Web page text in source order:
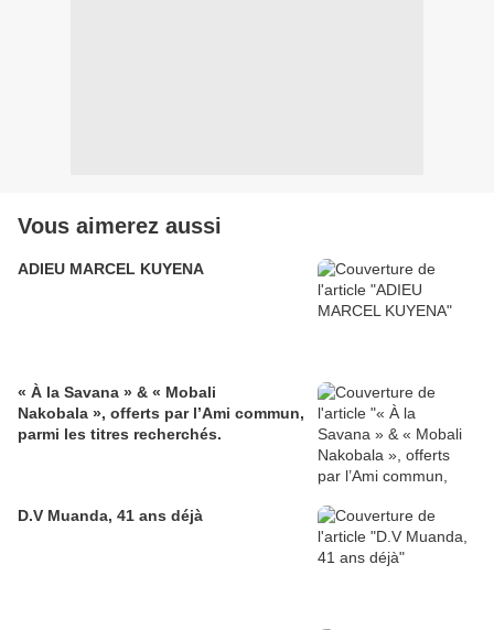
Vous aimerez aussi
ADIEU MARCEL KUYENA
« À la Savana » & « Mobali
Nakobala », offerts par l’Ami commun,
parmi les titres recherchés.
D.V Muanda, 41 ans déjà